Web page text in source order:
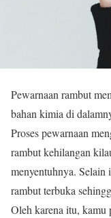
Pewarnaan rambut
bahan kimia di
Proses pewarnaan
rambut kehilangan
menyentuhnya. Selain
rambut terbuka
Oleh karena itu, kamu